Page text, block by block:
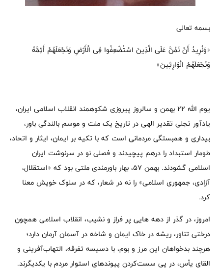
بسمه تعالی
«وَنُرِیدُ أَنْ نَمُنَّ عَلَى الَّذِینَ اسْتُضْعِفُوا فِی الْأَرْضِ وَنَجْعَلَهُمْ أَئِمَّهً
وَنَجْعَلَهُمُ الْوَارِثِینَ»
یوم الله ۲۲ بهمن و سالروز پیروزی شکوهمند انقلاب اسلامی ایران،
یادآور تجلی تقدیر الهی در تاریخ یک ملت و موسم بالندگی باور،
بیداری و همبستگی مردمانی است که با تکیه بر ایمان، ایثار و اتحاد،
طومار استبداد را درهم پیچیدند و فصلی نو در سرنوشت ایران
اسلامی گشودند. بهمن ۵۷، بهار باورمندی ملتی بود که «استقلال،
آزادی، جمهوری اسلامی» را نه در شعار، که در سلوک خویش معنا
کرد.
امروز، در گذر از دهه ‌هایی پر فراز و نشیب، انقلاب اسلامی همچون
درختی تناور، ریشه در خاک ایمان و شاخه در آسمان آرمان دارد؛
هرچند بدخواهان این مرز و بوم، با دسیسه تفرقه، التهاب‌آفرینی و
القای یأس، در پی سست‌کردن پیوندهای استوار مردم با یکدیگرند.